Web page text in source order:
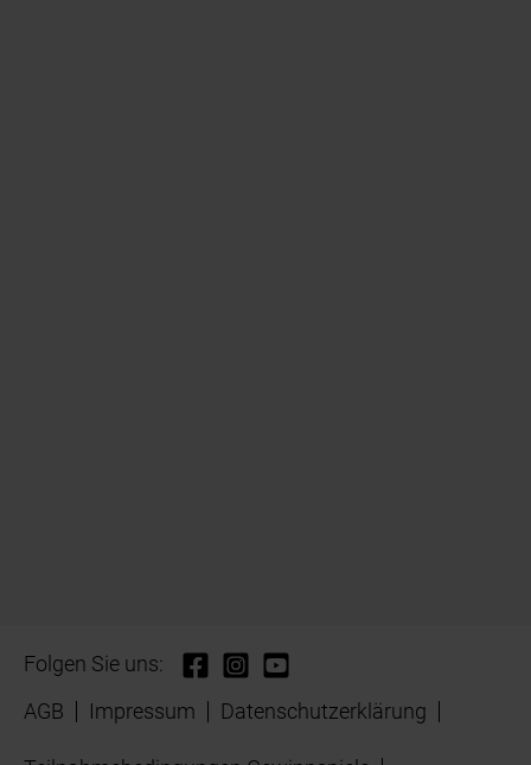
Folgen Sie uns:
AGB
Impressum Datenschutzerklärung